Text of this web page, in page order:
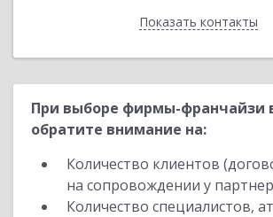
Показать контакты
Назад
При выборе фирмы-франчайзи
обратите внимание на:
Количество клиентов
на сопровождении у
Количество специалистов,